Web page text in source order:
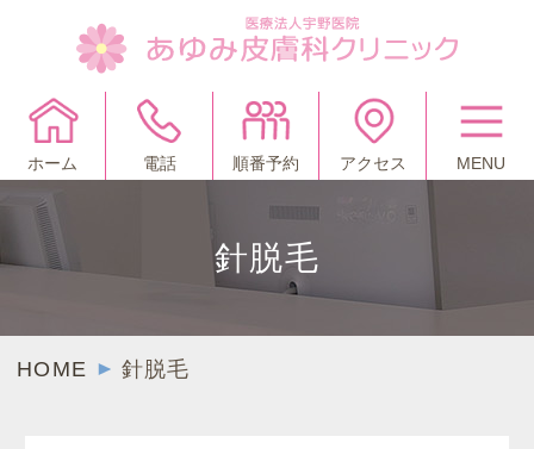
ホーム 電話 順番予約 アクセス MENU
針脱毛
HOME 針脱毛